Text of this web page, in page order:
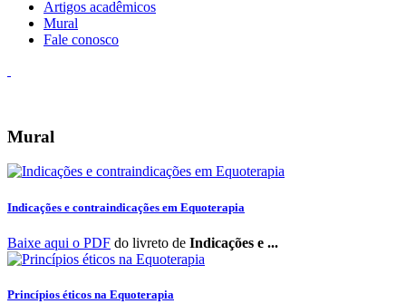
Artigos acadêmicos
Mural
Fale conosco
Mural
Indicações e contraindicações em Equoterapia
Baixe aqui o PDF do livreto de Indicações e ...
Princípios éticos na Equoterapia